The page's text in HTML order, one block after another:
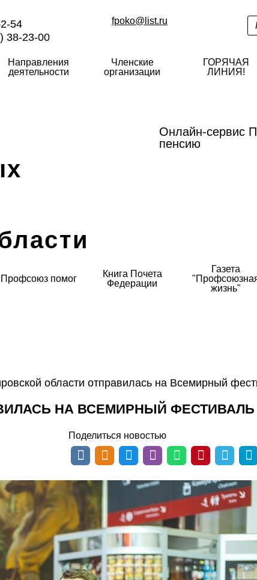
54
38-23-00
fpoko@list.ru
Направления
деятельности
Членские
организации
ГОРЯЧАЯ
ЛИНИЯ!
Онлайн-сервис
пенсию
Профсоюз помог
Книга Почета
Федерации
Газета
жизнь"
области отправилась на Всемирный
НА ВСЕМИРНЫЙ
Поделиться новостью